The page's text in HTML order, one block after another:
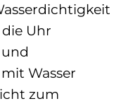
Uhr
Wasser
zum